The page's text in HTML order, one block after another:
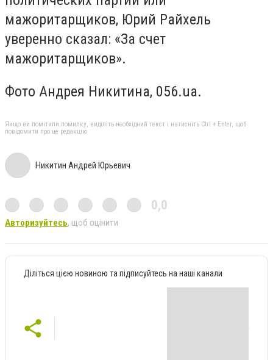
мажоритарщиков, Юрий Райхель
уверенно сказал: «За счет
мажоритарщиков».
Фото Андрея Никитина, 056.ua.
Якщо ви помітили помилку, виділіть необхідний текст і натисніть Ctrl + Enter, щоб
повідомити про це редакцію
Никитин Андрей Юрьевич
0,0
Авторизуйтесь, щоб оцінити
Діліться цією новиною та підписуйтесь на наші канали